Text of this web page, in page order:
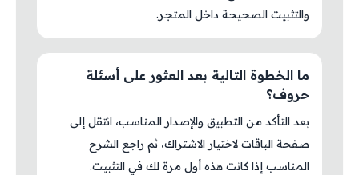
والتثبيت الصحيحة داخل المتجر.
ما الخطوة التالية بعد العثور على أسئلة
حروف؟
بعد التأكد من التطبيق والإصدار المناسب، انتقل إلى
صفحة الباقات لاختيار الاشتراك، ثم راجع الشرح
المناسب إذا كانت هذه أول مرة لك في التثبيت.